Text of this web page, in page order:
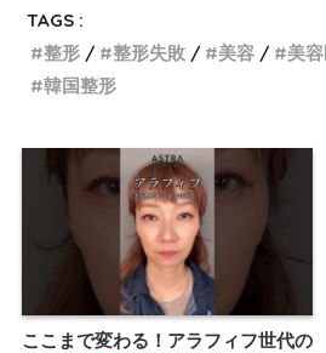
TAGS :
整形
整形失敗 美容 美
韓国整形
ここまで変わる！アラフィフ世代の